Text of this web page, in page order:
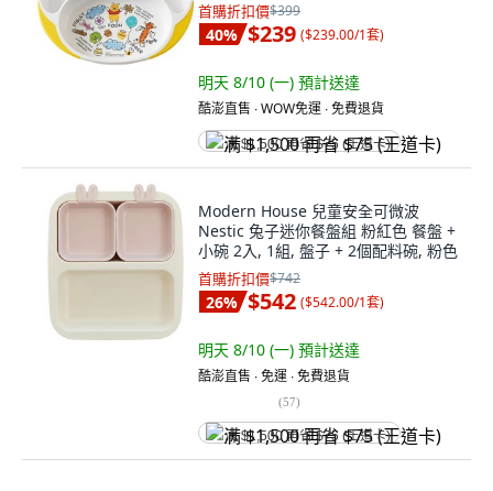
首購折扣價$399
40% $239 ($239.00/1套)
明天 8/10 (一) 預計送達
酷澎直售 ∙ WOW免運 ∙ 免費退貨
满 $1,500 再省 $75 (王道卡)
Modern House 兒童安全可微波
Nestic 兔子迷你餐盤組 粉紅色 餐盤 +
小碗 2入, 1組, 盤子 + 2個配料碗, 粉色
首購折扣價$742
26% $542 ($542.00/1套)
明天 8/10 (一) 預計送達
酷澎直售 ∙ 免運 ∙ 免費退貨
(57)
满 $1,500 再省 $75 (王道卡)